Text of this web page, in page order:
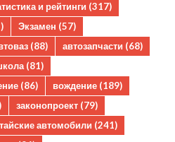
и рейтинги (317)
Экзамен (57)
(88) автозапчасти (68)
(81)
(86) вождение (189)
законопроект (79)
автомобили (241)